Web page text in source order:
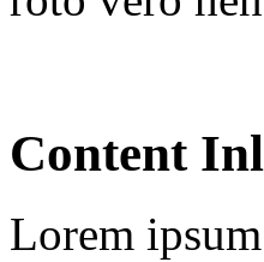
Content
Lorem